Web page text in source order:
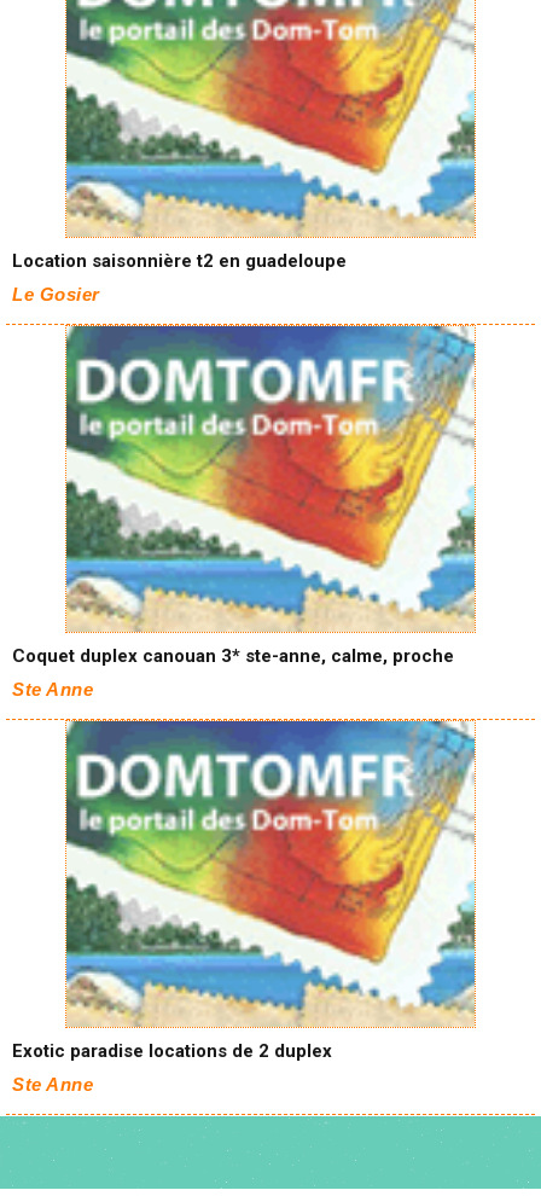
Location saisonnière t2 en guadeloupe
Le Gosier
Coquet duplex canouan 3* ste-anne, calme, proche
Ste Anne
Exotic paradise locations de 2 duplex
Ste Anne